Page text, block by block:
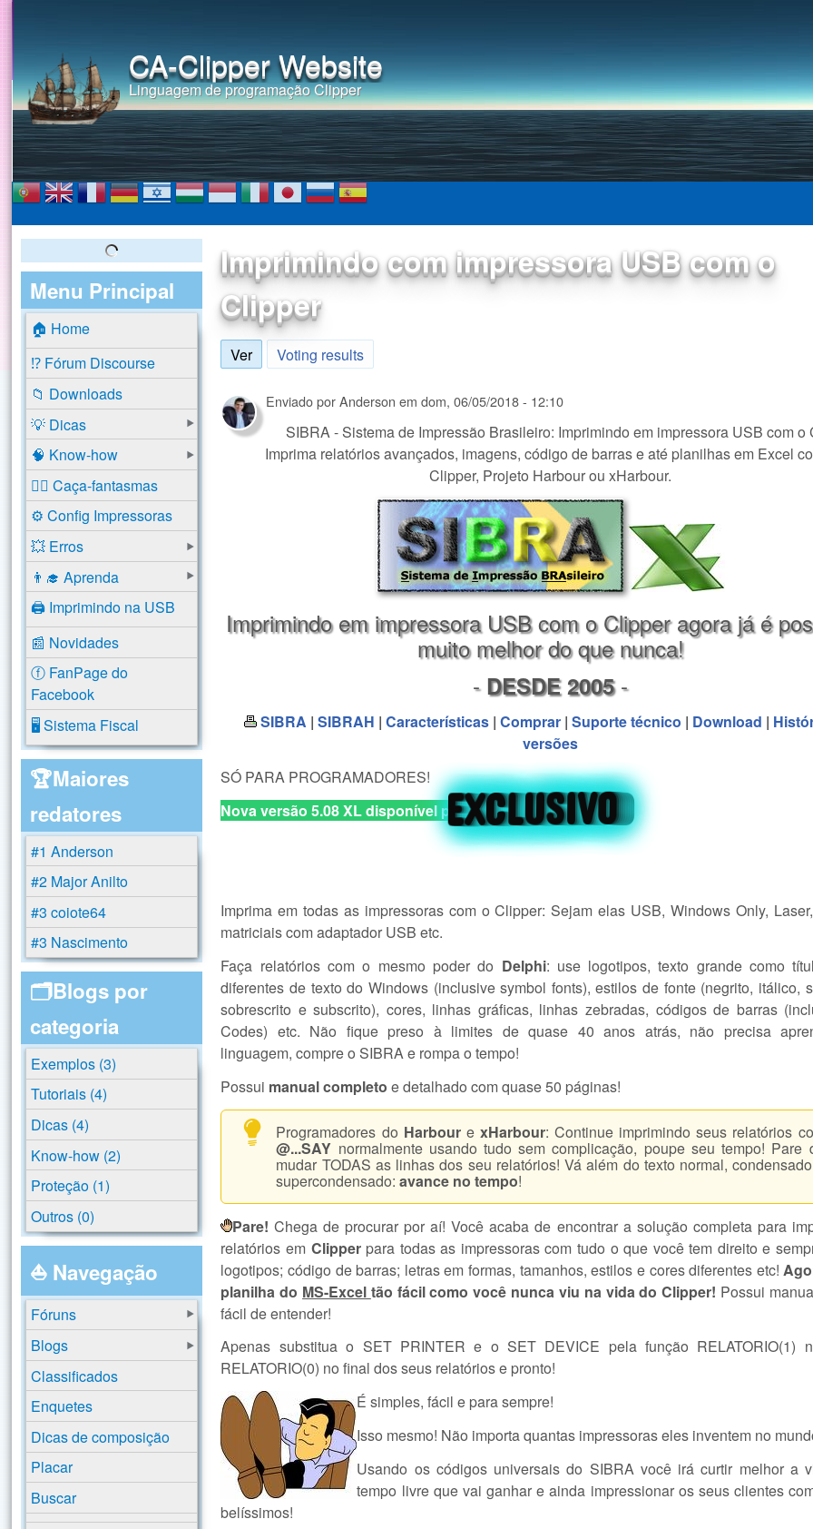
CA-Clipper Website
Linguagem de programação Clipper
Imprimindo com impressora USB com o
Clipper
Ver(aba ativa)
Voting results
Enviado porAnderson emdom, 06/05/2018 - 12:10
SIBRA - Sistema de Impressão Brasileiro: Imprimindo em impressora USB com o
Imprima relatórios avançados, imagens, código de barras e até planilhas em Excel
Clipper, Projeto Harbour ou xHarbour.
EXCLUSIVO
EXCLUSIVO
EXCLUSIVO
EXCLUSIVO
EXCLUSIVO
EXCLUSIVO
EXCLUSIVO
EXCLUSIVO
EXCLUSIVO
Imprimindo em impressora USB com o Clipper agora já é
muito melhor do que nunca!
- DESDE 2005-
SIBRA |SIBRAH |Características |Comprar |Suporte técnico | Download |
versões
SÓ PARA PROGRAMADORES!
Nova versão 5.08 XL disponível para venda!
Imprima em todas as impressoras com o Clipper: Sejam elas USB, Windows Only,
matriciais com adaptador USB etc.
Faça relatórios com o mesmo poder do Delphi: use logotipos, texto grande como
diferentes de texto do Windows (inclusive symbol fonts), estilos de fonte (negrito, itálico,
sobrescrito e subscrito), cores, linhas gráficas, linhas zebradas, códigos de barras
Codes) etc. Não fique preso à limites de quase 40 anos atrás, não precisa
linguagem, compre o SIBRA e rompa o tempo!
Possui manual completo e detalhado com quase 50 páginas!
Programadores do Harbour e xHarbour: Continue imprimindo seus relatórios
@...SAY normalmente usando tudo sem complicação, poupe seu tempo! Pare
mudar TODAS as linhas dos seu relatórios! Vá além do texto normal,
supercondensado:avance no tempo!
Pare! Chega de procurar por aí! Você acaba de encontrar a solução completa para
relatórios em Clipperpara todas as impressoras com tudo o que você tem direito e
logotipos; código de barras; letras em formas, tamanhos, estilos e cores diferentes etc!
planilha do MS-Excel tão fácil como você nunca viu na vida do Clipper! Possui
fácil de entender!
Apenas substitua o SET PRINTER e o SET DEVICE pela função RELATORIO(1)
RELATORIO(0) no final dos seus relatórios e pronto!
É simples, fácil e para sempre!
Isso mesmo! Não importa quantas impressoras eles inventem no
Usando os códigos universais do SIBRA você irá curtir melhor a
tempo livre que vai ganhar e ainda impressionar os seus clientes
belíssimos!
Menu Principal
🏠 Home
⁉️ Fórum Discourse
📁 Downloads
💡 Dicas
🧠 Know-how
🕵️‍♂️ Caça-fantasmas
⚙️ Config Impressoras
💥 Erros
👨‍🎓 Aprenda
🖨️ Imprimindo na USB
📰 Novidades
ⓕ FanPage do
Facebook
🖥️ Sistema Fiscal
🏆Maiores
redatores
#1 Anderson
#2 Major Anilto
#3 coiote64
#3 Nascimento
🗂️Blogs por
categoria
Exemplos (3)
Tutoriais (4)
Dicas (4)
Know-how (2)
Proteção (1)
Outros (0)
⛵ Navegação
Fóruns
Blogs
Classificados
Enquetes
Dicas de composição
Placar
Buscar